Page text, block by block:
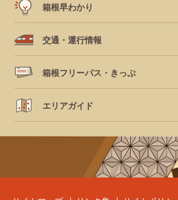
箱根早わかり
交通・運行情報
箱根フリーパス・きっぷ
エリアガイド